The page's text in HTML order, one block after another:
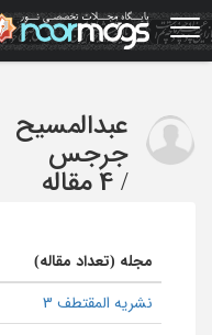
Skip
to
main
عبدالمسیح
جرجس
/ 4 مقاله
مجله (تعداد مقاله)
نشریه المقتطف 3